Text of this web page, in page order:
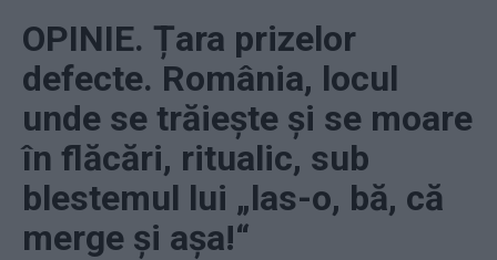
OPINIE. Țara prizelor
defecte. România, locul
unde se trăiește și se moare
în flăcări, ritualic, sub
blestemul lui „las-o, bă, că
merge și așa!“